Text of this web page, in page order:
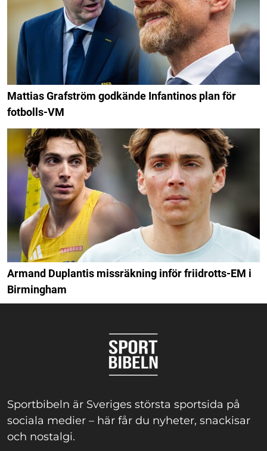
Mattias Grafström godkände Infantinos plan för
fotbolls-VM
Armand Duplantis missräkning inför friidrotts-EM i
Birmingham
Sportbibeln är Sveriges största sportsida på
sociala medier – här får du nyheter, snackisar
och nostalgi.